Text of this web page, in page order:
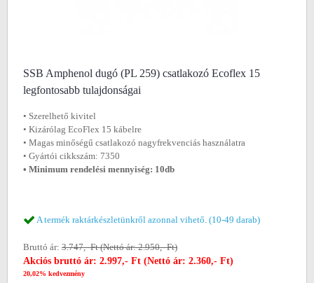
SSB Amphenol dugó (PL 259) csatlakozó Ecoflex 15
legfontosabb tulajdonságai
• Szerelhető kivitel
• Kizárólag EcoFlex 15 kábelre
• Magas minőségű csatlakozó nagyfrekvenciás használatra
• Gyártói cikkszám: 7350
• Minimum rendelési mennyiség: 10db
A termék raktárkészletünkről azonnal vihető. (10-49 darab)
Bruttó ár: 3.747,- Ft (Nettó ár: 2.950,- Ft)
Akciós bruttó ár: 2.997,- Ft (Nettó ár: 2.360,- Ft)
20,02% kedvezmény